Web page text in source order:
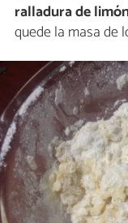
ralladura de
quede la masa de